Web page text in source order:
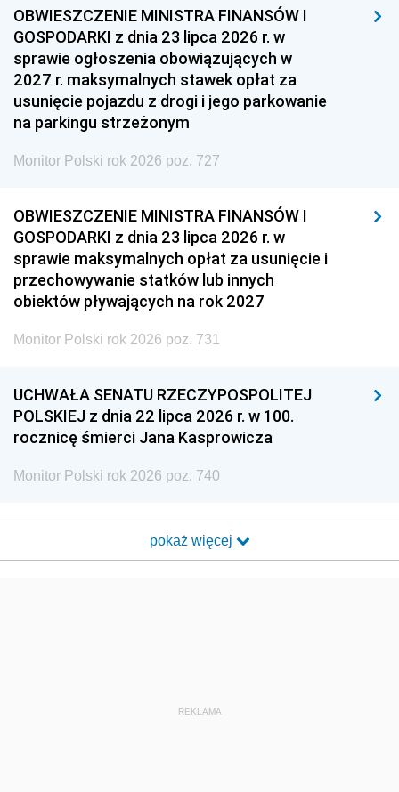
OBWIESZCZENIE MINISTRA FINANSÓW I
GOSPODARKI z dnia 23 lipca 2026 r. w
sprawie ogłoszenia obowiązujących w
2027 r. maksymalnych stawek opłat za
usunięcie pojazdu z drogi i jego parkowanie
na parkingu strzeżonym
Monitor Polski rok 2026 poz. 727
OBWIESZCZENIE MINISTRA FINANSÓW I
GOSPODARKI z dnia 23 lipca 2026 r. w
sprawie maksymalnych opłat za usunięcie i
przechowywanie statków lub innych
obiektów pływających na rok 2027
Monitor Polski rok 2026 poz. 731
UCHWAŁA SENATU RZECZYPOSPOLITEJ
POLSKIEJ z dnia 22 lipca 2026 r. w 100.
rocznicę śmierci Jana Kasprowicza
Monitor Polski rok 2026 poz. 740
pokaż więcej
REKLAMA